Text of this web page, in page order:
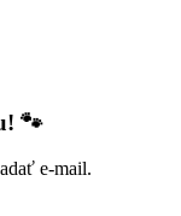
🐾
e-mail.